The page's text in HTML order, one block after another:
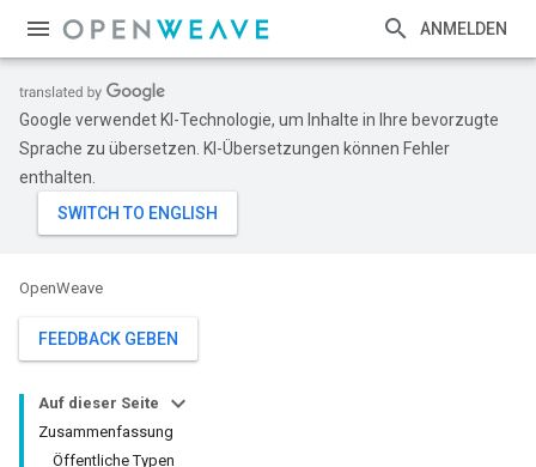
ANMELDEN
Google verwendet KI-Technologie, um Inhalte in Ihre bevorzugte
Sprache zu übersetzen. KI-Übersetzungen können Fehler
enthalten.
OpenWeave
FEEDBACK GEBEN
Auf dieser Seite
Zusammenfassung
Öffentliche Typen